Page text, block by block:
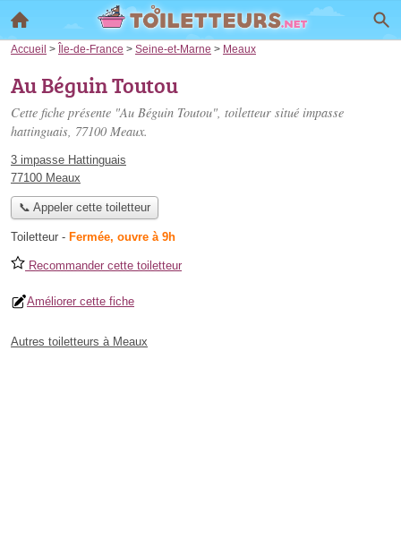
Accueil > Île-de-France > Seine-et-Marne > Meaux
Au Béguin Toutou
Cette fiche présente "Au Béguin Toutou", toiletteur situé impasse
hattinguais, 77100 Meaux.
3 impasse Hattinguais
77100 Meaux
📞 Appeler cette toiletteur
Toiletteur - Fermée, ouvre à 9h
Recommander cette toiletteur
Améliorer cette fiche
Autres toiletteurs à Meaux